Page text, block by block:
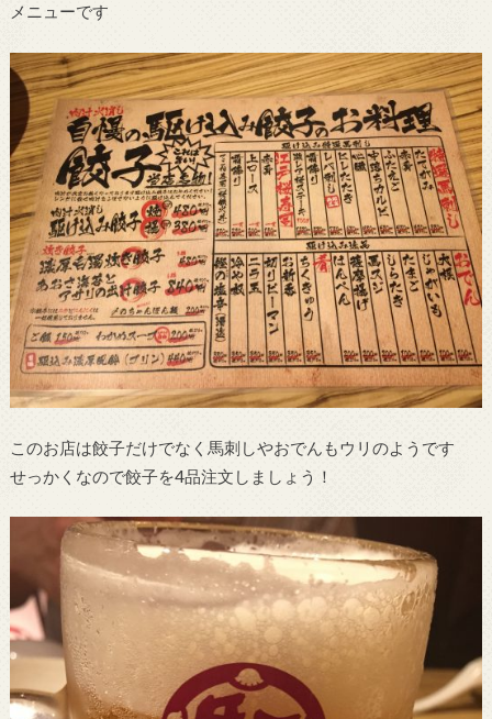
メニューです
このお店は餃子だけでなく馬刺しやおでんもウリのようです
せっかくなので餃子を4品注文しましょう！